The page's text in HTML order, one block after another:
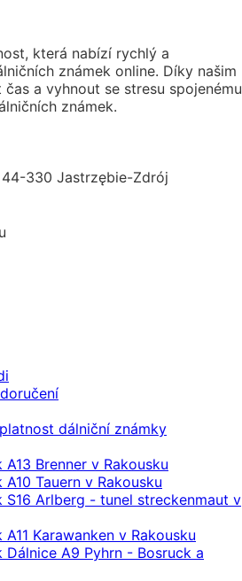
která nabízí rychlý a
známek online. Díky našim
a vyhnout se stresu spojenému
známek.
44-330 Jastrzębie-Zdrój
dálniční známky
Brenner v Rakousku
Tauern v Rakousku
S16 Arlberg - tunel streckenmaut v
Karawanken v Rakousku
A9 Pyhrn - Bosruck a